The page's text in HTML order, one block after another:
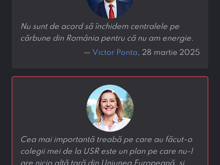
Nu sunt de acord să închidem centralele pe
cărbune din România pentru că nu am energie.
— Victor Ponta, 28 martie 2025
Cea mai importantă treabă pe care au făcut-o
colegii mei de la USR este un plan pe care nu-l